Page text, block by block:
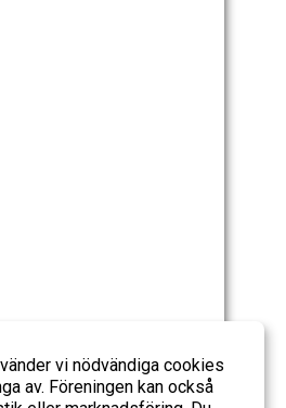
vi nödvändiga cookies
av. Föreningen kan också